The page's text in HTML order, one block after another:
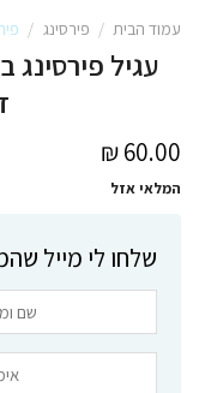
עמוד הבית / פירסינג /
עגיל
60.00
₪
המלאי אזל
שלחו לי מייל